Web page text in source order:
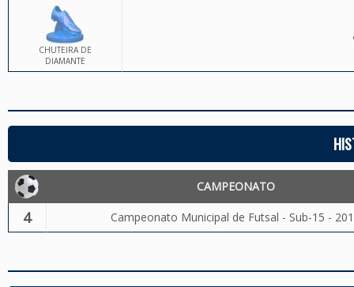
CHUTEIRA DE
DIAMANTE
CAMPEONATO
4 Campeonato Municipal de Futsal - Sub-15 -